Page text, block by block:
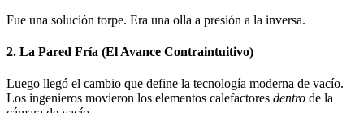
Fue una solución torpe. Era una olla a presión a la inversa.
2. La Pared Fría (El Avance Contraintuitivo)
Luego llegó el cambio que define la tecnología moderna de vacío.
Los ingenieros movieron los elementos calefactores dentro de la